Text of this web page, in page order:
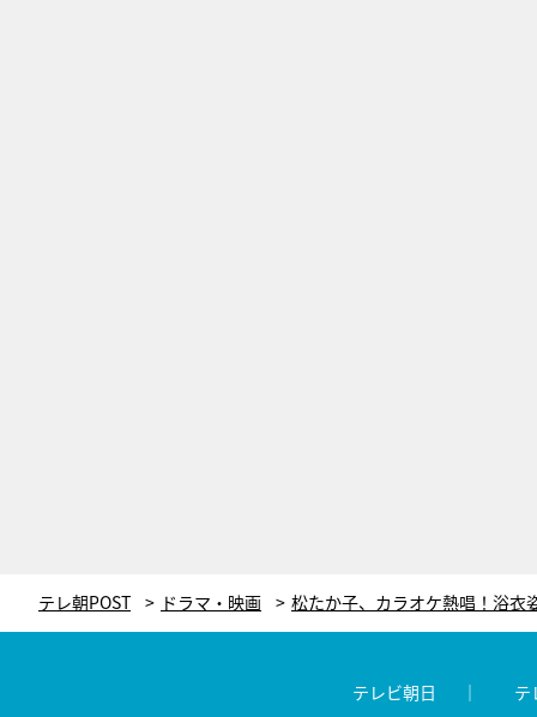
テレ朝POST ドラマ・映画
テレビ朝日 テ